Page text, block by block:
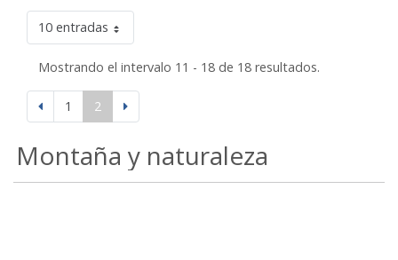
10 entradas
Mostrando el intervalo 11 - 18 de 18 resultados.
1 2
Montaña y naturaleza